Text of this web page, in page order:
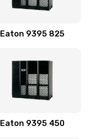
Eaton 9395 825
Eaton 9395 450